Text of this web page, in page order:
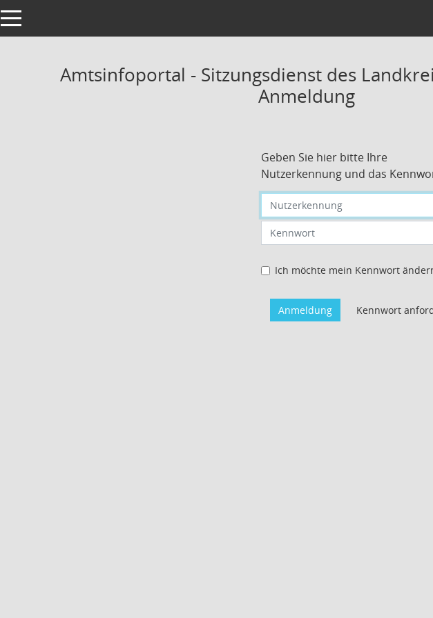
Toggle navigation
Amtsinfoportal - Sitzungsdienst des
Anmeldung
Geben Sie hier bitte Ihre
Nutzerkennung und das
Nutzerkennung eingeben
Kennwort eingeben
Ich möchte mein Kennwort